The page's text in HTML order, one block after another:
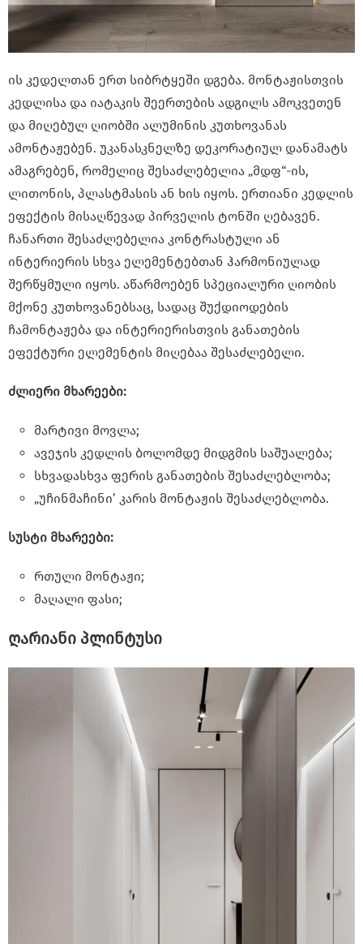
ის კედელთან ერთ სიბრტყეში დგება. მონტაჟისთვის
კედლისა და იატაკის შეერთების ადგილს ამოკვეთენ
და მიღებულ ღიობში ალუმინის კუთხოვანას
ამონტაჟებენ. უკანასკნელზე დეკორატიულ დანამატს
ამაგრებენ, რომელიც შესაძლებელია „მდფ“-ის,
ლითონის, პლასტმასის ან ხის იყოს. ერთიანი კედლის
ეფექტის მისაღწევად პირველის ტონში ღებავენ.
ჩანართი შესაძლებელია კონტრასტული ან
ინტერიერის სხვა ელემენტებთან ჰარმონიულად
შერწყმული იყოს. აწარმოებენ სპეციალური ღიობის
მქონე კუთხოვანებსაც, სადაც შუქდიოდების
ჩამონტაჟება და ინტერიერისთვის განათების
ეფექტური ელემენტის მიღებაა შესაძლებელი.
ძლიერი მხარეები:
მარტივი მოვლა;
ავეჯის კედლის ბოლომდე მიდგმის საშუალება;
სხვადასხვა ფერის განათების შესაძლებლობა;
„უჩინმაჩინი’ კარის მონტაჟის შესაძლებლობა.
სუსტი მხარეები:
რთული მონტაჟი;
მაღალი ფასი;
ღარიანი პლინტუსი